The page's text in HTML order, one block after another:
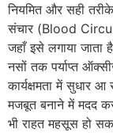
नियमित और सही
संचार (Blood
जहाँ इसे लगाया जाता
नसों तक पर्याप्त
कार्यक्षमता में सुधार
मजबूत बनाने में मदद
भी राहत महसूस हो